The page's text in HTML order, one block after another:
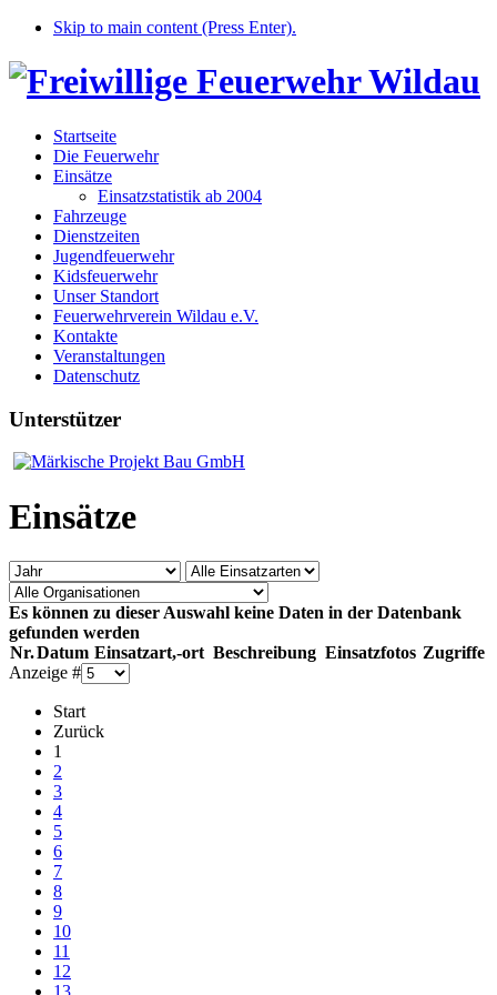
Skip to main content (Press Enter).
Startseite
Die Feuerwehr
Einsätze
Einsatzstatistik ab 2004
Fahrzeuge
Dienstzeiten
Jugendfeuerwehr
Kidsfeuerwehr
Unser Standort
Feuerwehrverein Wildau e.V.
Kontakte
Veranstaltungen
Datenschutz
Unterstützer
Einsätze
Es können zu dieser Auswahl keine Daten in der Datenbank
gefunden werden
Nr.Datum Einsatzart,-ort Beschreibung Einsatzfotos Zugriffe
Anzeige #
Start
Zurück
1
2
3
4
5
6
7
8
9
10
11
12